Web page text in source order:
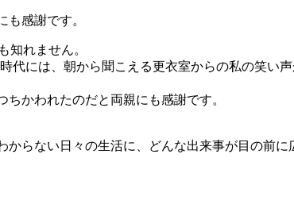
感謝です。
知れません。
には、朝から聞こえる更衣室からの私の笑い
かわれたのだと両親にも感謝です。
らない日々の生活に、どんな出来事が目の前